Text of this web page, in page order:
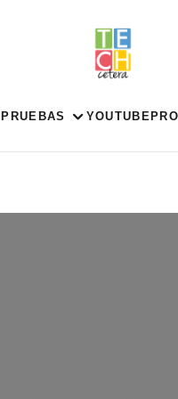
PRUEBAS YOUTUBE